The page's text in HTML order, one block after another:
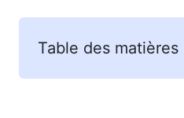
Table des matières